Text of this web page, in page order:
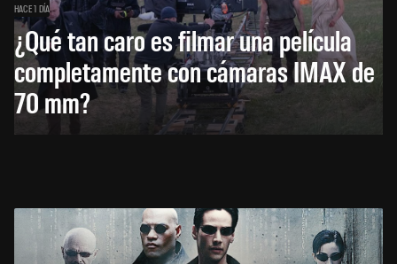
HACE 1 DÍA
¿Qué tan caro es filmar una película
completamente con cámaras IMAX de
70 mm?